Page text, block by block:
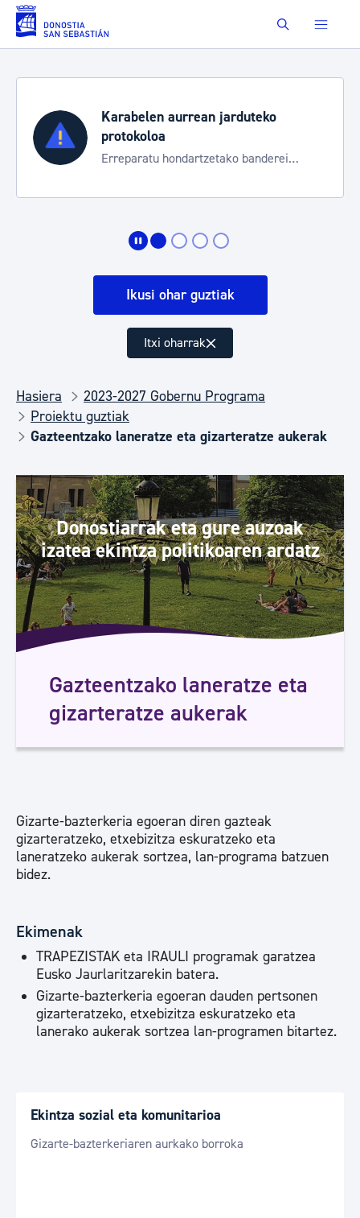
Eduki nagusira joan Buscar
Karabelen aurrean jarduteko
protokoloa
Erreparatu hondartzetako banderei
Ikusi ohar guztiak
Itxi oharrak
Hasiera
2023-2027 Gobernu Programa
Proiektu guztiak
Gazteentzako laneratze eta gizarteratze aukerak
Donostiarrak eta gure auzoak
izatea ekintza politikoaren ardatz
Gazteentzako laneratze eta
gizarteratze aukerak
Gizarte-bazterkeria egoeran diren gazteak
gizarteratzeko, etxebizitza eskuratzeko eta
laneratzeko aukerak sortzea, lan-programa batzuen
bidez.
Ekimenak
TRAPEZISTAK eta IRAULI programak garatzea
Eusko Jaurlaritzarekin batera.
Gizarte-bazterkeria egoeran dauden pertsonen
gizarteratzeko, etxebizitza eskuratzeko eta
lanerako aukerak sortzea lan-programen bitartez.
Ekintza sozial eta komunitarioa
Gizarte-bazterkeriaren aurkako borroka